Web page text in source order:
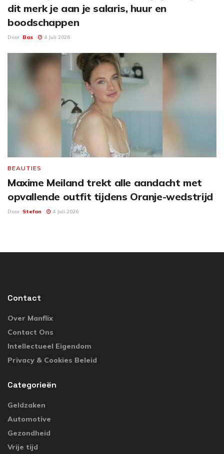
dit merk je aan je salaris, huur en
boodschappen
Door Bas 4 Juli 2026
BEAUTIES
Maxime Meiland trekt alle aandacht met
opvallende outfit tijdens Oranje-wedstrijd
Door Stefan 4 Juli 2026
Contact
Over Manflix
Contact Ons
Intellectueel Eigendom
Privacy & Cookies Beleid
Categorieën
Geldzaken
Automotive
Gezondheid
Vrije tijd